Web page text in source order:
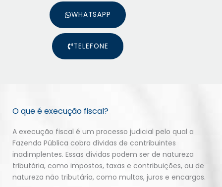
WHATSAPP
TELEFONE
O que é execução fiscal?
A execução fiscal é um processo judicial pelo qual a
Fazenda Pública cobra dívidas de contribuintes
inadimplentes. Essas dívidas podem ser de natureza
tributária, como impostos, taxas e contribuições, ou de
natureza não tributária, como multas, juros e encargos.